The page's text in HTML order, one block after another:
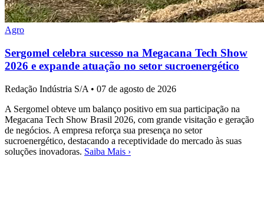
Agro
Sergomel celebra sucesso na Megacana Tech Show
2026 e expande atuação no setor sucroenergético
Redação Indústria S/A • 07 de agosto de 2026
A Sergomel obteve um balanço positivo em sua participação na
Megacana Tech Show Brasil 2026, com grande visitação e geração
de negócios. A empresa reforça sua presença no setor
sucroenergético, destacando a receptividade do mercado às suas
soluções inovadoras. Saiba Mais ›